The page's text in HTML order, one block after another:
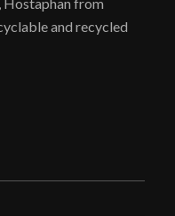
and recycled